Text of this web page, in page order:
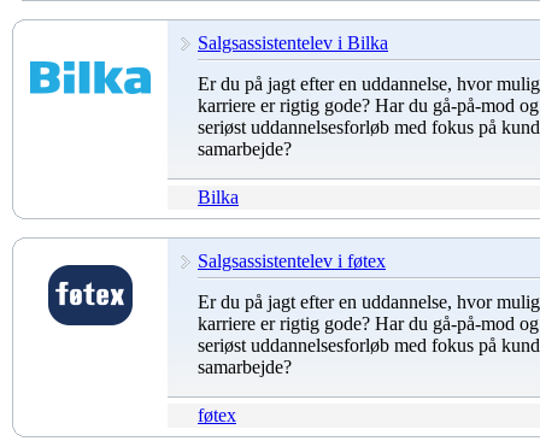
Salgsassistentelev i Bilka
Er du på jagt efter en uddannelse, hvor
karriere er rigtig gode? Har du gå-på-mod
seriøst uddannelsesforløb med fokus på
samarbejde?
Bilka
Salgsassistentelev i føtex
Er du på jagt efter en uddannelse, hvor
karriere er rigtig gode? Har du gå-på-mod
seriøst uddannelsesforløb med fokus på
samarbejde?
føtex